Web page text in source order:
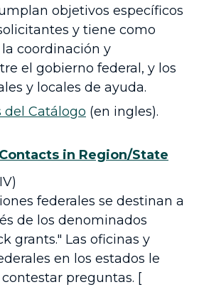
objetivos específicos
y tiene como
coordinación y
el gobierno federal, y los
y locales de ayuda.
del Catálogo (en ingles).
in Region/State
federales se destinan a
de los denominados
grants." Las oficinas y
en los estados le
preguntas. [